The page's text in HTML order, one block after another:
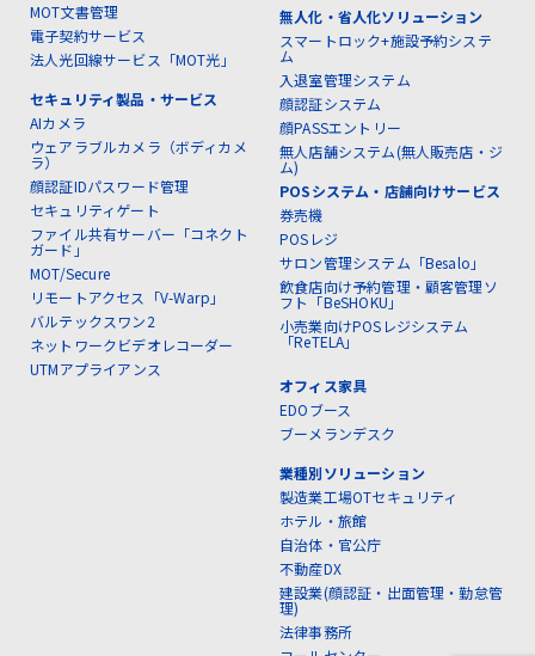
MOT文書管理
電子契約サービス
法人光回線サービス「MOT光」
セキュリティ製品・サービス
AIカメラ
ウェアラブルカメラ（ボディカメ
ラ）
顔認証IDパスワード管理
セキュリティゲート
ファイル共有サーバー「コネクト
ガード」
MOT/Secure
リモートアクセス「V-Warp」
バルテックスワン2
ネットワークビデオレコーダー
UTMアプライアンス
無人化・省人化ソリューション
スマートロック+施設予約システ
ム
入退室管理システム
顔認証システム
顔PASSエントリー
無人店舗システム(無人販売店・ジ
ム)
POSシステム・店舗向けサービス
券売機
POSレジ
サロン管理システム「Besalo」
飲食店向け予約管理・顧客管理ソ
フト「BeSHOKU」
小売業向けPOSレジシステム
「ReTELA」
オフィス家具
EDOブース
ブーメランデスク
業種別ソリューション
製造業工場OTセキュリティ
ホテル・旅館
自治体・官公庁
不動産DX
建設業(顔認証・出面管理・勤怠管
理)
法律事務所